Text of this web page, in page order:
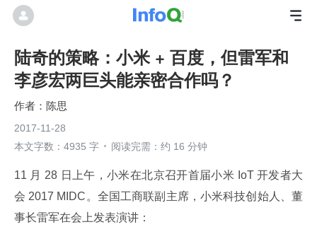
陆奇的策略：小米 + 百度，但雷军和
李彦宏两巨头能亲密合作吗？
陈思
2017-11-28
本文字数：4935 字
阅读完需：约 16 分钟
11 月 28 日上午，小米在北京召开首届小米 IoT 开发者大
会 2017 MIDC。全国工商联副主席，小米科技创始人、董
事长雷军在会上发表演讲：